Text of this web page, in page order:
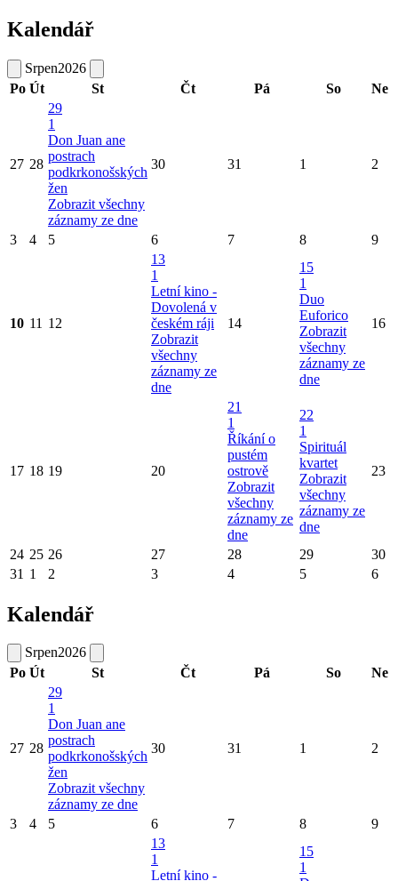
Kalendář
Srpen2026
Po Út St Čt Pá So Ne
27 28
29
1
Don Juan ane
postrach
podkrkonošských
žen
Zobrazit všechny
záznamy ze dne
30 31 1 2
3 4 5 6 7 8 9
10 11 12
13
1
Letní kino -
Dovolená v
českém ráji
Zobrazit
všechny
záznamy ze
dne
14
15
1
Duo
Euforico
Zobrazit
všechny
záznamy ze
dne
16
17 18 19 20
21
1
Říkání o
pustém
ostrově
Zobrazit
všechny
záznamy ze
dne
22
1
Spirituál
kvartet
Zobrazit
všechny
záznamy ze
dne
23
24 25 26 27 28 29
30
31 1 2 3 4 5 6
Kalendář
Srpen2026
Po Út St Čt Pá So Ne
27 28
29
1
Don Juan ane
postrach
podkrkonošských
žen
Zobrazit všechny
záznamy ze dne
30 31 1 2
3 4 5 6 7 8
9
13
1
Letní kino -
15
1